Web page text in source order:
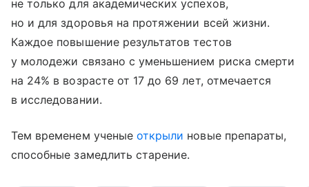
не только для академических успехов,
но и для здоровья на протяжении всей жизни.
Каждое повышение результатов тестов
у молодежи связано с уменьшением риска смерти
на 24% в возрасте от 17 до 69 лет, отмечается
в исследовании.
Тем временем ученые открыли новые препараты,
способные замедлить старение.